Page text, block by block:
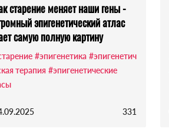
старение меняет наши гены -
эпигенетический атлас
самую полную картину
#эпигенетика #эпигенетич
терапия #эпигенетические
331